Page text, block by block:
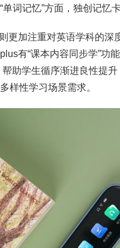
词记忆”方面，独创记
加注重对英语学科的深
有“课本内容同步学”功
助学生循序渐进良性提
样性学习场景需求。